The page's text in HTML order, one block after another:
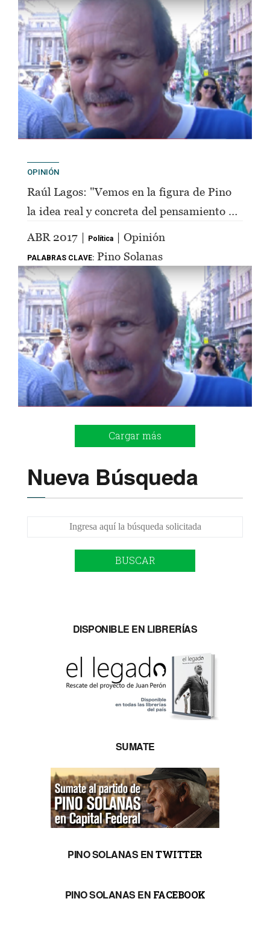
OPINIÓN
Raúl Lagos: "Vemos en la figura de Pino
la idea real y concreta del pensamiento de
Perón"
ABR 2017 | Política | Opinión
PALABRAS CLAVE: Pino Solanas
Cargar más
Nueva Búsqueda
BUSCAR
DISPONIBLE EN LIBRERÍAS
SUMATE
PINO SOLANAS ENTWITTER
PINO SOLANAS EN FACEBOOK